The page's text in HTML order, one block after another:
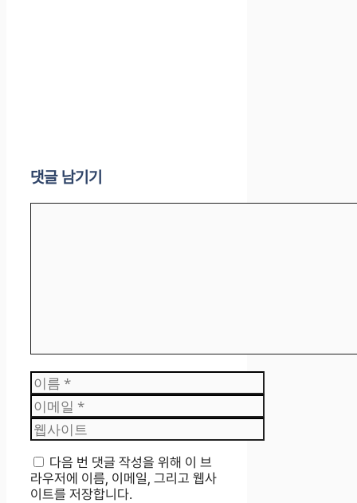
댓글 남기기
이
름
이
메
일
웹
사
이
트
다음 번 댓글 작성을 위해 이 브
라우저에 이름, 이메일, 그리고 웹사
이트를 저장합니다.